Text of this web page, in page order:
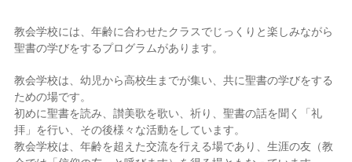
教会学校には、年齢に合わせたクラスでじっくりと楽しみながら
聖書の学びをするプログラムがあります。
教会学校は、幼児から高校生までが集い、共に聖書の学びをする
ための場です。
初めに聖書を読み、讃美歌を歌い、祈り、聖書の話を聞く「礼
拝」を行い、その後様々な活動をしています。
教会学校は、年齢を超えた交流を行える場であり、生涯の友（教